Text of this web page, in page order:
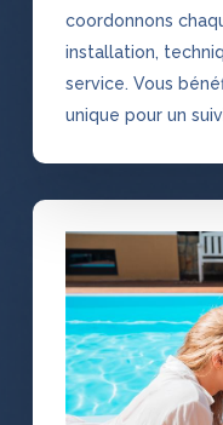
coordonnons
installation,
service. Vous
unique pour un